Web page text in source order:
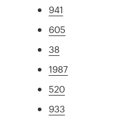
941
605
38
1987
520
933